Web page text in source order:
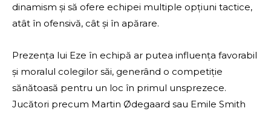
dinamism și să ofere echipei multiple opțiuni tactice,
atât în ofensivă, cât și în apărare.
Prezența lui Eze în echipă ar putea influența favorabil
și moralul colegilor săi, generând o competiție
sănătoasă pentru un loc în primul unsprezece.
Jucători precum Martin Ødegaard sau Emile Smith